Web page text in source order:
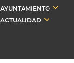
AYUNTAMIENTO
ACTUALIDAD